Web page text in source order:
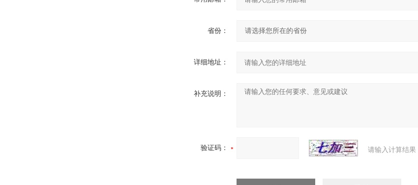
省份：
详细地址：
补充说明：
验证码： 请输入计算结